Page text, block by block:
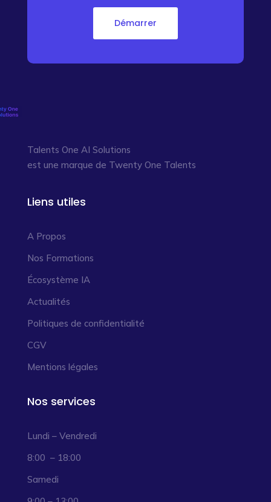
Démarrer
Talents One AI Solutions
est une marque de Twenty One Talents
Liens utiles
A Propos
Nos Formations
Écosystème IA
Actualités
Politiques de confidentialité
CGV
Mentions légales
Nos services
Lundi – Vendredi
8:00 – 18:00
Samedi